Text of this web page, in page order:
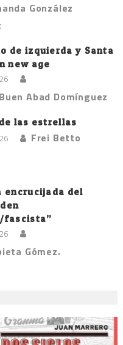
González
de izquierda y Santa
new age
Abad Domínguez
las estrellas
Frei Betto
encrucijada del
fascista”
Gómez.